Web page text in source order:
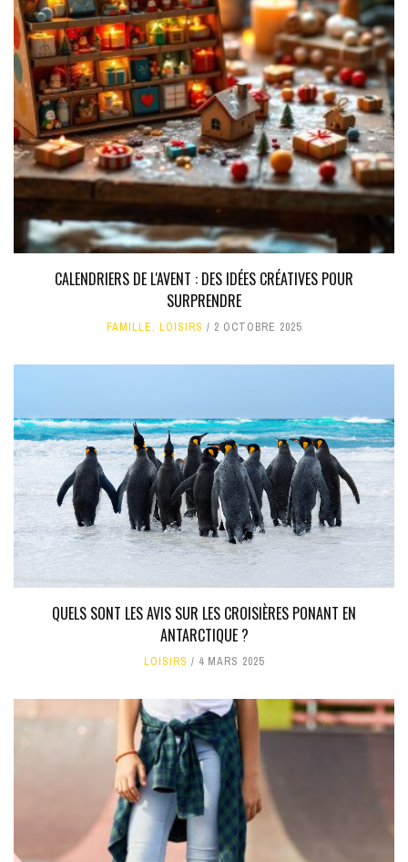
CALENDRIERS DE L'AVENT : DES IDÉES CRÉATIVES POUR
SURPRENDRE
FAMILLE, LOISIRS 2 OCTOBRE 2025
QUELS SONT LES AVIS SUR LES CROISIÈRES PONANT EN
ANTARCTIQUE ?
LOISIRS 4 MARS 2025